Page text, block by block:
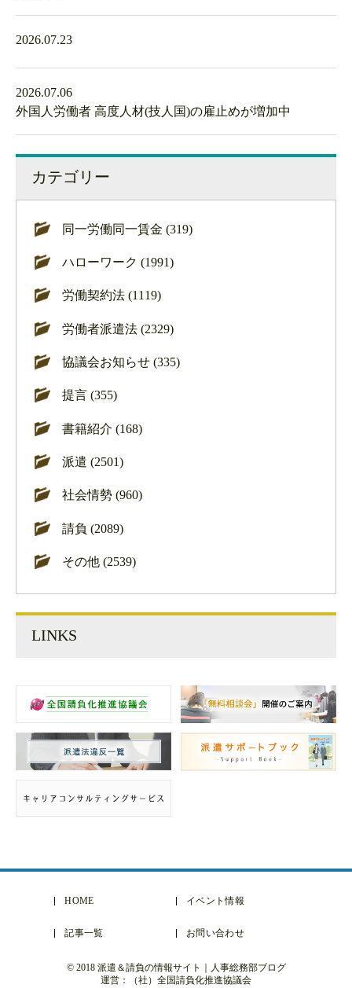
2026.07.23
2026.07.06
外国人労働者 高度人材(技人国)の雇止めが増加中
カテゴリー
同一労働同一賃金 (319)
ハローワーク (1991)
労働契約法 (1119)
労働者派遣法 (2329)
協議会お知らせ (335)
提言 (355)
書籍紹介 (168)
派遣 (2501)
社会情勢 (960)
請負 (2089)
その他 (2539)
LINKS
HOME イベント情報
記事一覧 お問い合わせ
© 2018 派遣＆請負の情報サイト｜人事総務部ブログ
運営：（社）全国請負化推進協議会